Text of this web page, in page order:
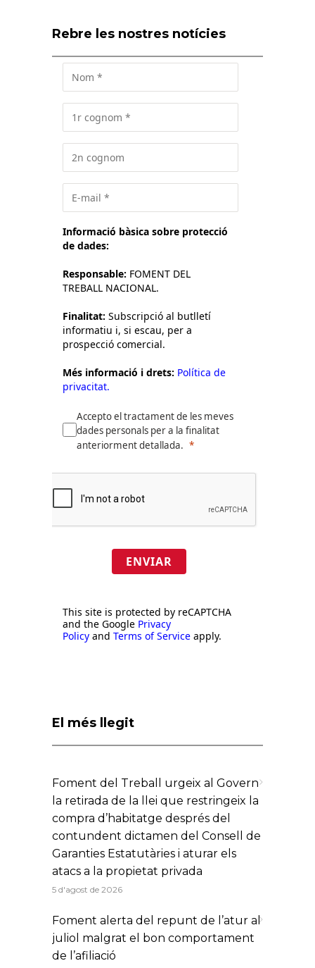
Rebre les nostres notícies
Informació bàsica sobre protecció
de dades:
Responsable: FOMENT DEL
TREBALL NACIONAL.
Finalitat: Subscripció al butlletí
informatiu i, si escau, per a
prospecció comercial.
Més informació i drets: Política de
privacitat.
Accepto el tractament de les meves
dades personals per a la finalitat
anteriorment detallada.
ENVIAR
This site is protected by reCAPTCHA
and the Google Privacy
Policy and Terms of Service apply.
El més llegit
Foment del Treball urgeix al Govern
la retirada de la llei que restringeix la
compra d’habitatge després del
contundent dictamen del Consell de
Garanties Estatutàries i aturar els
atacs a la propietat privada
5 d'agost de 2026
Foment alerta del repunt de l’atur al
juliol malgrat el bon comportament
de l’afiliació